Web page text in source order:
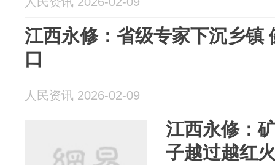
江西永修：省级专家下沉乡镇
口
人民资讯 2026-02-09
江西永修：
子越过越红